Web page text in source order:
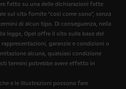
fatto su una delle dichiarazioni fatte
sul sito fornite "così come sono", senza
di alcun tipo. Di conseguenza, nella
legge, Opel offre il sito sulla base del
garanzie e condizioni o
alcuna, qualsiasi condizione
termini potrebbe avere effetto in
e le illustrazioni possono fare